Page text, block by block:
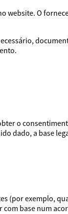
website. O
o
dado, a base
(por exemplo,
base num